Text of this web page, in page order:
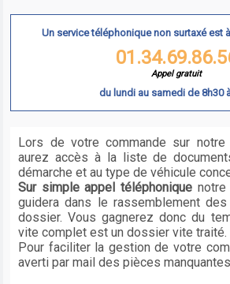
Un service téléphonique non surtaxé est
Appel gratuit
du lundi au samedi de 8h30
Lors de votre commande sur
aurez accès à la liste de
démarche et au type de véhicule
Sur simple appel téléphoniquenotre
guidera dans le rassemblement
dossier. Vous gagnerez donc du
vite complet est un dossier vite traité.
Pour faciliter la gestion de votre
averti par mail des pièces